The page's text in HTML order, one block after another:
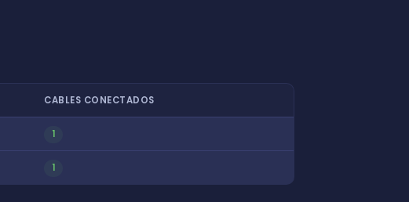
CABLES CONECTADOS
1
1